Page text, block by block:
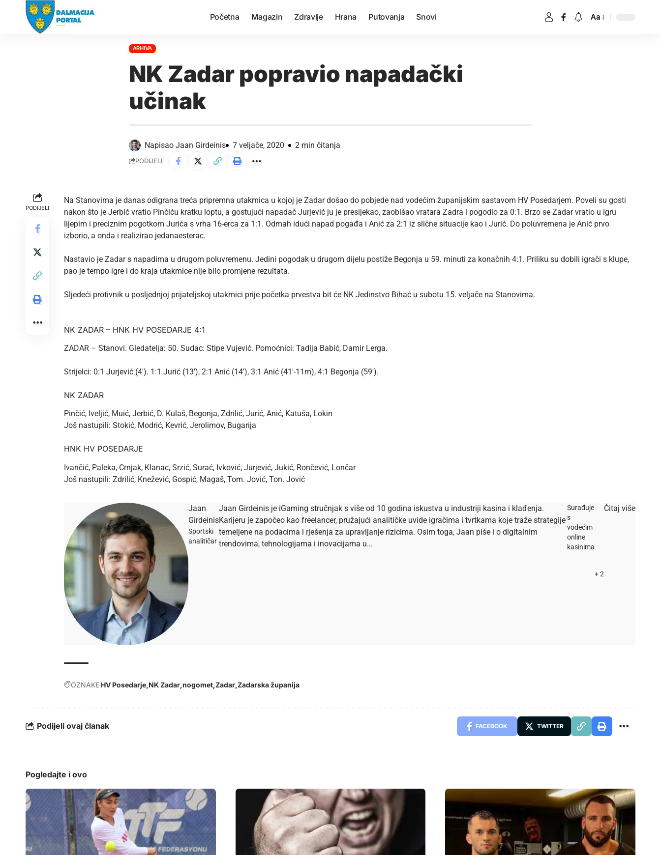
Početna Magazin Zdravlje Hrana Putovanja Snovi Aa
ARHIVA
NK Zadar popravio napadački
učinak
Napisao Jaan Girdeinis 7 veljače, 2020 2 min čitanja
PODIJELI
PODIJELI
Na Stanovima je danas odigrana treća pripremna utakmica u kojoj je Zadar došao do pobjede nad vodećim županijskim sastavom HV Posedarjem. Poveli su gosti
nakon što je Jerbić vratio Pinčiću kratku loptu, a gostujući napadač Jurjević ju je presijekao, zaobišao vratara Zadra i pogodio za 0:1. Brzo se Zadar vratio u igru
lijepim i preciznim pogotkom Jurića s vrha 16-erca za 1:1. Odmah idući napad pogađa i Anić za 2:1 iz slične situacije kao i Jurić. Do poluvremena je Anić prvo
izborio, a onda i realizirao jedanaesterac.
Nastavio je Zadar s napadima u drugom poluvremenu. Jedini pogodak u drugom dijelu postiže Begonja u 59. minuti za konačnih 4:1. Priliku su dobili igrači s klupe,
pao je tempo igre i do kraja utakmice nije bilo promjene rezultata.
Sljedeći protivnik u posljednjoj prijateljskoj utakmici prije početka prvestva bit će NK Jedinstvo Bihać u subotu 15. veljače na Stanovima.
NK ZADAR – HNK HV POSEDARJE 4:1
ZADAR – Stanovi. Gledatelja: 50. Sudac: Stipe Vujević. Pomoćnici: Tadija Babić, Damir Lerga.
Strijelci: 0:1 Jurjević (4′). 1:1 Jurić (13′), 2:1 Anić (14′), 3:1 Anić (41′-11m), 4:1 Begonja (59′).
NK ZADAR
Pinčić, Iveljić, Muić, Jerbić, D. Kulaš, Begonja, Zdrilić, Jurić, Anić, Katuša, Lokin
Još nastupili: Stokić, Modrić, Kevrić, Jerolimov, Bugarija
HNK HV POSEDARJE
Ivančić, Paleka, Crnjak, Klanac, Srzić, Surać, Ivković, Jurjević, Jukić, Rončević, Lončar
Još nastupili: Zdrilić, Knežević, Gospić, Magaš, Tom. Jović, Ton. Jović
Jaan
Girdeinis
Sportski
analitičar
Jaan Girdeinis je iGaming stručnjak s više od 10 godina iskustva u industriji kasina i klađenja.
Karijeru je započeo kao freelancer, pružajući analitičke uvide igračima i tvrtkama koje traže strategije
temeljene na podacima i rješenja za upravljanje rizicima. Osim toga, Jaan piše i o digitalnim
trendovima, tehnologijama i inovacijama u...
Surađuje
s
vodećim
online
kasinima
+ 2
Čitaj više
OZNAKE HV Posedarje NK Zadar nogomet Zadar Zadarska županija
Podijeli ovaj članak FACEBOOK TWITTER
Pogledajte i ovo